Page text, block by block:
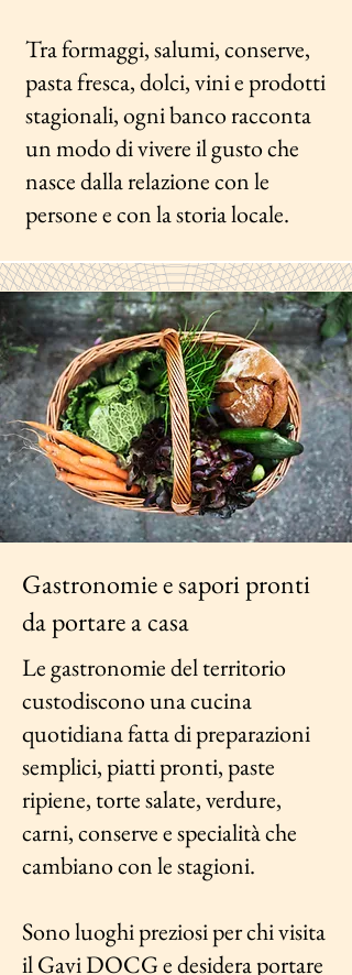
Tra formaggi, salumi, conserve,
pasta fresca, dolci, vini e prodotti
stagionali, ogni banco racconta
un modo di vivere il gusto che
nasce dalla relazione con le
persone e con la storia locale.
Gastronomie e sapori pronti
da portare a casa
Le gastronomie del territorio
custodiscono una cucina
quotidiana fatta di preparazioni
semplici, piatti pronti, paste
ripiene, torte salate, verdure,
carni, conserve e specialità che
cambiano con le stagioni.
Sono luoghi preziosi per chi visita
il Gavi DOCG e desidera portare